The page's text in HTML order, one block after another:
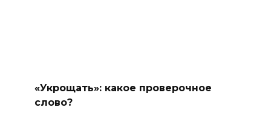
«Укрощать»: какое проверочное
слово?